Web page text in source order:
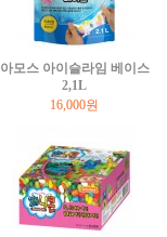
아모스 아이슬라임 베이스
2,1L
16,000원